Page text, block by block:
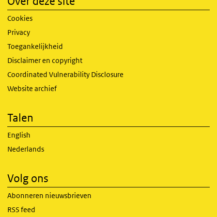
Cookies
Privacy
Toegankelijkheid
Disclaimer en copyright
Coordinated Vulnerability Disclosure
Website archief
Talen
English
Nederlands
Volg ons
Abonneren nieuwsbrieven
RSS feed